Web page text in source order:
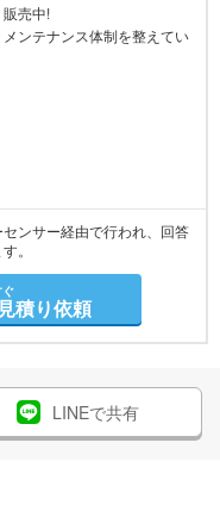
売中!
ンテナンス体制を整えてい
ンサー経由で行われ、回答
。
積り依頼
LINEで共有